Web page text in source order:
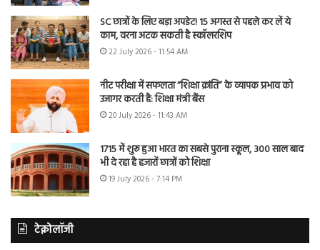
SC छात्रों के लिए बड़ा अपडेट! 15 अगस्त से पहले कर लें ये
काम, वरना अटक सकती है स्कॉलरशिप
22 July 2026 - 11:54 AM
नीट परीक्षा में सफलता “शिक्षा क्रांति” के व्यापक प्रभाव को
उजागर करती है: शिक्षा मंत्री बैंस
20 July 2026 - 11:43 AM
1715 में शुरू हुआ भारत का सबसे पुराना स्कूल, 300 साल बाद
भी दे रहा है हजारों छात्रों को शिक्षा
19 July 2026 - 7:14 PM
टेक्नोलॉजी